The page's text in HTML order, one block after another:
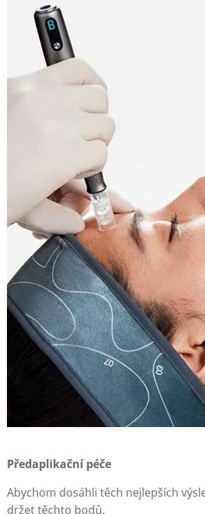
Předaplikační péče
Abychom dosáhli těch nejlepších
držet těchto bodů.